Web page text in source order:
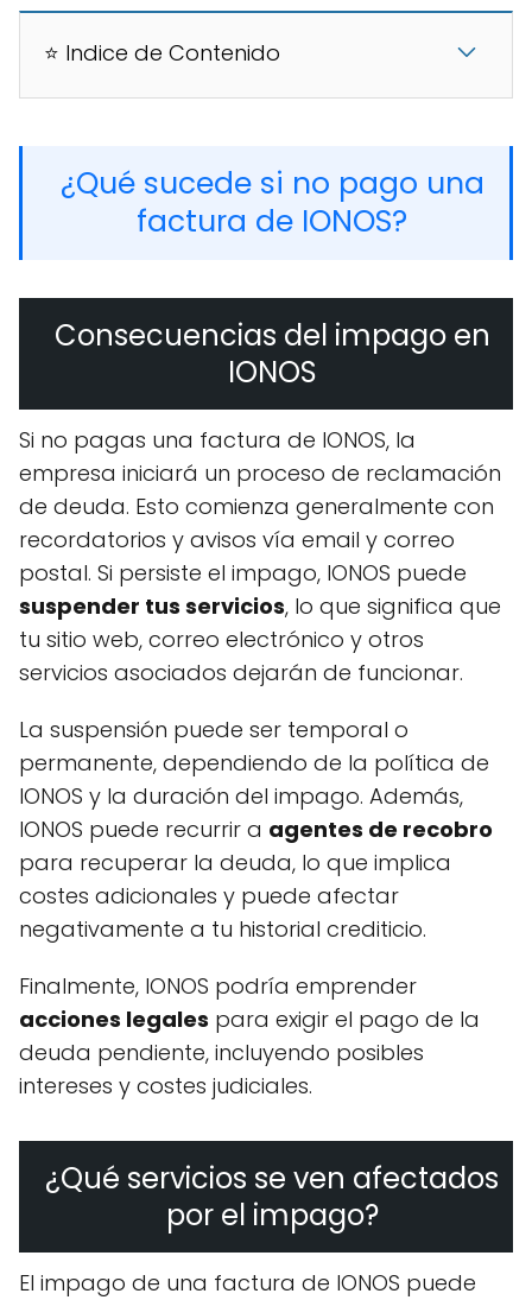
⭐ Indice de Contenido
¿Qué sucede si no pago una
factura de IONOS?
Consecuencias del impago en
IONOS
Si no pagas una factura de IONOS, la
empresa iniciará un proceso de reclamación
de deuda. Esto comienza generalmente con
recordatorios y avisos vía email y correo
postal. Si persiste el impago, IONOS puede
suspender tus servicios, lo que significa que
tu sitio web, correo electrónico y otros
servicios asociados dejarán de funcionar.
La suspensión puede ser temporal o
permanente, dependiendo de la política de
IONOS y la duración del impago. Además,
IONOS puede recurrir a agentes de recobro
para recuperar la deuda, lo que implica
costes adicionales y puede afectar
negativamente a tu historial crediticio.
Finalmente, IONOS podría emprender
acciones legales para exigir el pago de la
deuda pendiente, incluyendo posibles
intereses y costes judiciales.
¿Qué servicios se ven afectados
por el impago?
El impago de una factura de IONOS puede